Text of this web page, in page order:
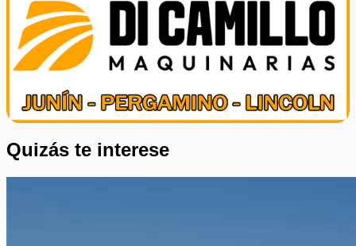
Quizás te interese